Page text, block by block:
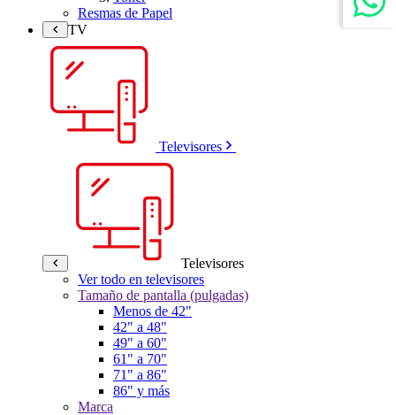
Resmas de Papel
TV
Televisores
Televisores
Ver todo en televisores
Tamaño de pantalla (pulgadas)
Menos de 42"
42" a 48"
49" a 60"
61" a 70"
71" a 86"
86" y más
Marca